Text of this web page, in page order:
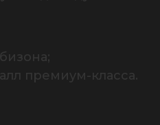
премиум-класса.